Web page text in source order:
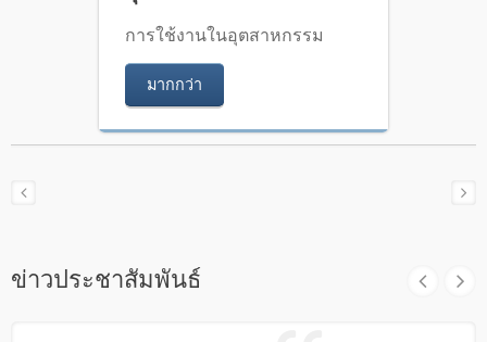
การใช้งานในอุตสาหกรรม
มากกว่า
ข่าวประชาสัมพันธ์